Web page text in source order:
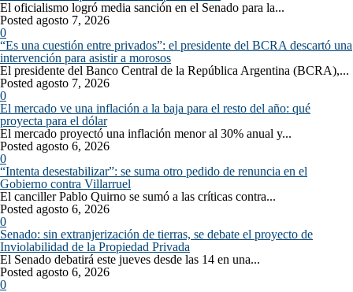
El oficialismo logró media sanción en el Senado para la...
Posted agosto 7, 2026
0
“Es una cuestión entre privados”: el presidente del BCRA descartó una
intervención para asistir a morosos
El presidente del Banco Central de la República Argentina (BCRA),...
Posted agosto 7, 2026
0
El mercado ve una inflación a la baja para el resto del año: qué
proyecta para el dólar
El mercado proyectó una inflación menor al 30% anual y...
Posted agosto 6, 2026
0
“Intenta desestabilizar”: se suma otro pedido de renuncia en el
Gobierno contra Villarruel
El canciller Pablo Quirno se sumó a las críticas contra...
Posted agosto 6, 2026
0
Senado: sin extranjerización de tierras, se debate el proyecto de
Inviolabilidad de la Propiedad Privada
El Senado debatirá este jueves desde las 14 en una...
Posted agosto 6, 2026
0